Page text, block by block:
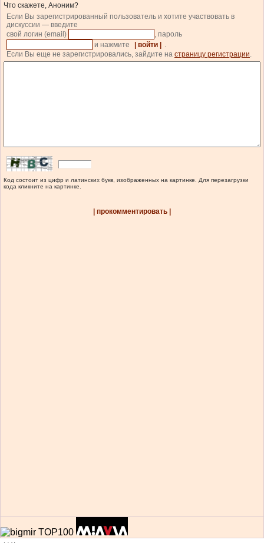
Что скажете, Аноним?
Если Вы зарегистрированный пользователь и хотите участвовать в
дискуссии — введите
свой логин (email)
, пароль
и нажмите
| войти |
.
Если Вы еще не зарегистрировались, зайдите на страницу регистрации.
Код состоит из цифр и латинских букв, изображенных на картинке. Для перезагрузки
кода кликните на картинке.
| прокомментировать |